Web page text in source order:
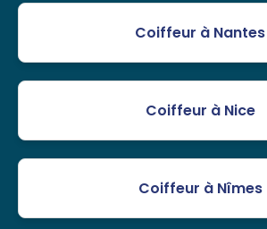
Coiffeur à Nantes
Coiffeur à Nice
Coiffeur à Nîmes